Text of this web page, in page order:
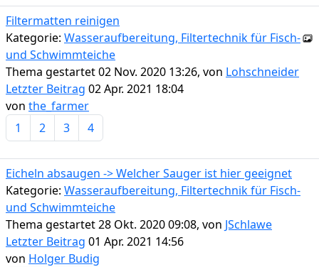
Filtermatten reinigen
Kategorie: Wasseraufbereitung, Filtertechnik für Fisch-
und Schwimmteiche
Thema gestartet 02 Nov. 2020 13:26, von Lohschneider
Letzter Beitrag 02 Apr. 2021 18:04
von the_farmer
1
2 3 4
Eicheln absaugen -> Welcher Sauger ist hier geeignet
Kategorie: Wasseraufbereitung, Filtertechnik für Fisch-
und Schwimmteiche
Thema gestartet 28 Okt. 2020 09:08, von JSchlawe
Letzter Beitrag 01 Apr. 2021 14:56
von Holger Budig